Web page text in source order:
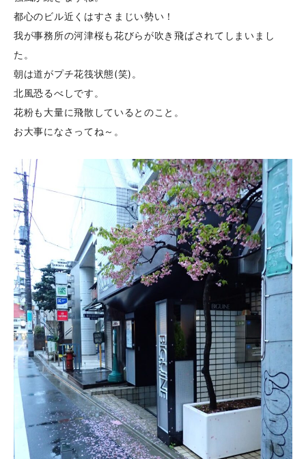
都心のビル近くはすさまじい勢い！
我が事務所の河津桜も花びらが吹き飛ばされてしまいまし
た。
朝は道がプチ花筏状態(笑)。
北風恐るべしです。
花粉も大量に飛散しているとのこと。
お大事になさってね～。